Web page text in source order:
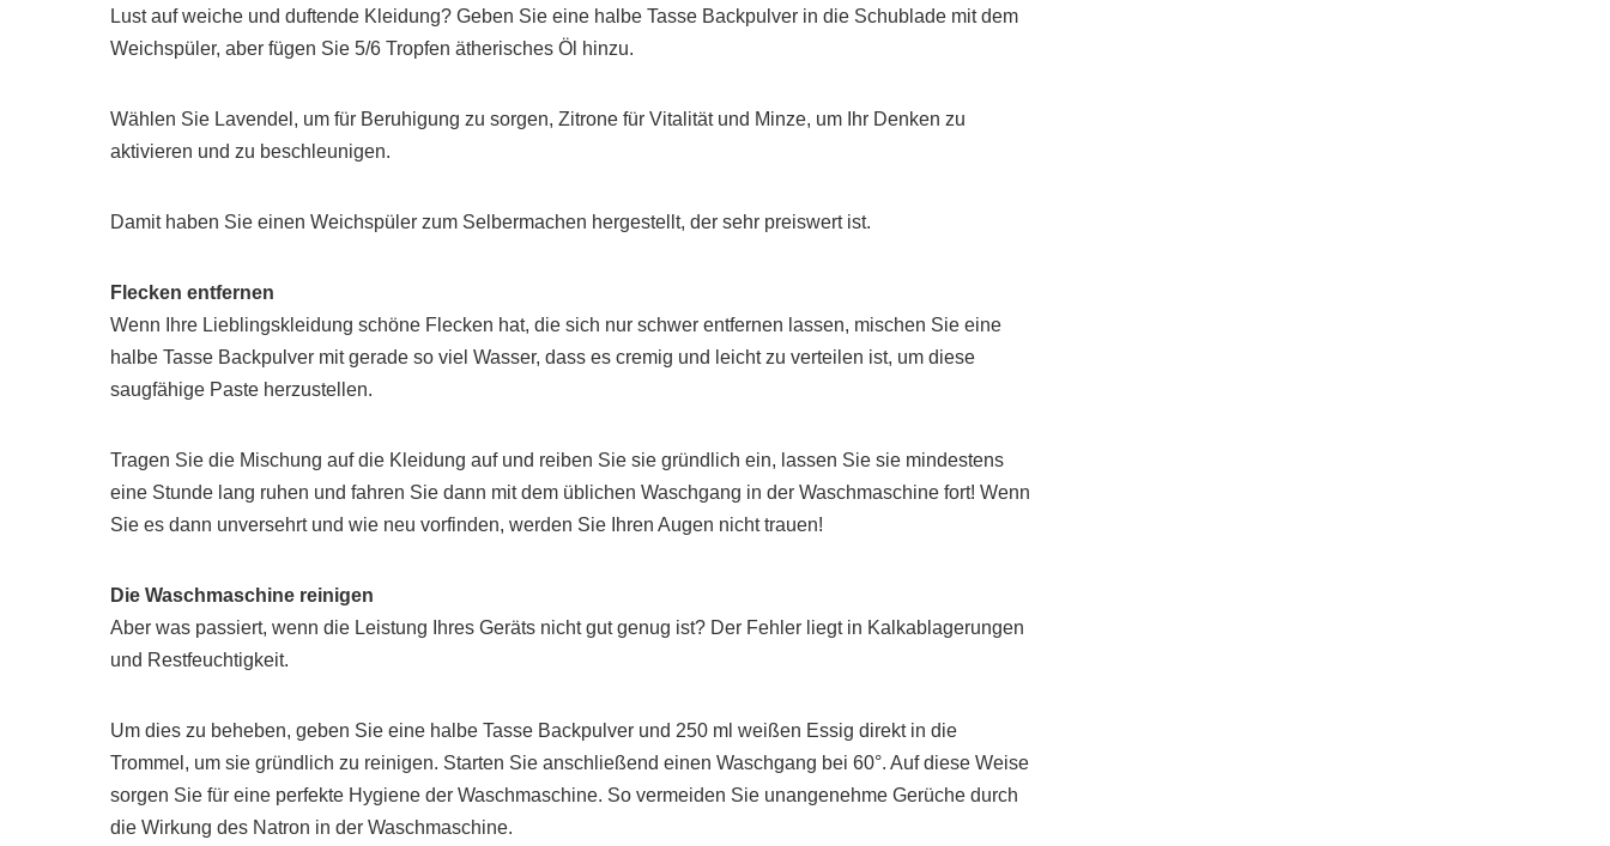
Lust auf weiche und duftende Kleidung? Geben Sie eine halbe Tasse Backpulver in die Schublade mit dem
Weichspüler, aber fügen Sie 5/6 Tropfen ätherisches Öl hinzu.
Wählen Sie Lavendel, um für Beruhigung zu sorgen, Zitrone für Vitalität und Minze, um Ihr Denken zu
aktivieren und zu beschleunigen.
Damit haben Sie einen Weichspüler zum Selbermachen hergestellt, der sehr preiswert ist.
Flecken entfernen
Wenn Ihre Lieblingskleidung schöne Flecken hat, die sich nur schwer entfernen lassen, mischen Sie eine
halbe Tasse Backpulver mit gerade so viel Wasser, dass es cremig und leicht zu verteilen ist, um diese
saugfähige Paste herzustellen.
Tragen Sie die Mischung auf die Kleidung auf und reiben Sie sie gründlich ein, lassen Sie sie mindestens
eine Stunde lang ruhen und fahren Sie dann mit dem üblichen Waschgang in der Waschmaschine fort! Wenn
Sie es dann unversehrt und wie neu vorfinden, werden Sie Ihren Augen nicht trauen!
Die Waschmaschine reinigen
Aber was passiert, wenn die Leistung Ihres Geräts nicht gut genug ist? Der Fehler liegt in Kalkablagerungen
und Restfeuchtigkeit.
Um dies zu beheben, geben Sie eine halbe Tasse Backpulver und 250 ml weißen Essig direkt in die
Trommel, um sie gründlich zu reinigen. Starten Sie anschließend einen Waschgang bei 60°. Auf diese Weise
sorgen Sie für eine perfekte Hygiene der Waschmaschine. So vermeiden Sie unangenehme Gerüche durch
die Wirkung des Natron in der Waschmaschine.